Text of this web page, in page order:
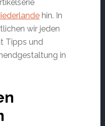
hin. In
wir jeden
Tipps und
in